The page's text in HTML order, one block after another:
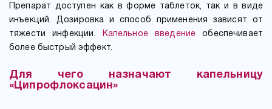
Препарат доступен как в форме таблеток, так и в виде
инъекций. Дозировка и способ применения зависят от
тяжести инфекции.
Капельное введение обеспечивает
более быстрый эффект.
Для чего назначают капельницу
«Ципрофлоксацин»